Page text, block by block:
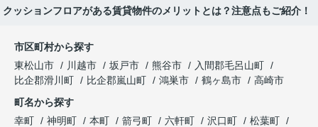
クッションフロアがある賃貸物件のメリットとは？注意点もご紹介！
市区町村から探す
東松山市
川越市 坂戸市 熊谷市
入間郡毛呂山町
比企郡滑川町
比企郡嵐山町 鴻巣市 鶴ヶ島市
高崎市
町名から探す
幸町
神明町 本町 箭弓町 六軒町 沢口町
松葉町